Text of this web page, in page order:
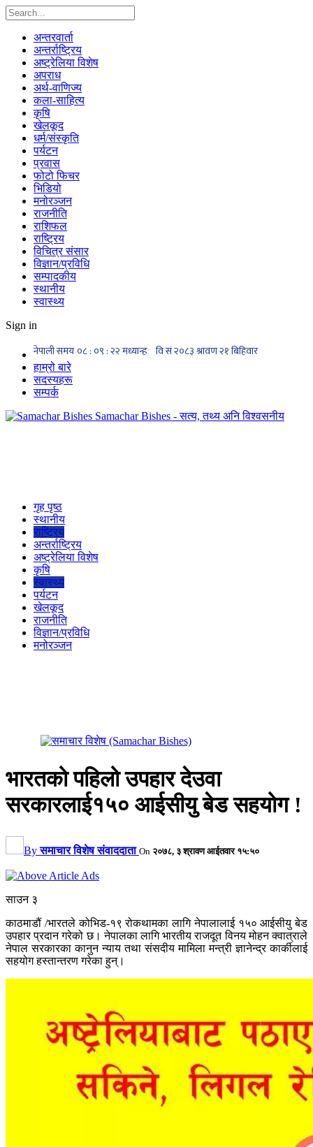
अन्तरवार्ता
अन्तर्राष्ट्रिय
अष्ट्रेलिया विशेष
अपराध
अर्थ-वाणिज्य
कला-साहित्य
कृषि
खेलकूद
धर्म/संस्कृति
पर्यटन
प्रवास
फोटो फिचर
भिडियो
मनोरञ्जन
राजनीति
राशिफल
राष्ट्रिय
विचित्र संसार
विज्ञान/प्रविधि
सम्पादकीय
स्थानीय
स्वास्थ्य
Sign in
हाम्रो बारे
सदस्यहरू
सम्पर्क
Samachar Bishes - सत्य, तथ्य अनि विश्वसनीय
गृह पृष्ठ
स्थानीय
राष्ट्रिय
अन्तर्राष्ट्रिय
अष्ट्रेलिया विशेष
कृषि
स्वास्थ्य
पर्यटन
खेलकूद
राजनीति
विज्ञान/प्रविधि
मनोरञ्जन
भारतको पहिलो उपहार देउवा
सरकारलाई१५० आईसीयु बेड सहयोग !
Byसमाचार विशेष संवाददाता On २०७८, ३ श्रावण आईतवार १५:५०
साउन ३
काठमाडौं /भारतले कोभिड-१९ रोकथामका लागि नेपालालाई १५० आईसीयु बेड
उपहार प्रदान गरेको छ। नेपालका लागि भारतीय राजदूत विनय मोहन क्वात्राले
नेपाल सरकारका कानुन न्याय तथा संसदीय मामिला मन्त्री ज्ञानेन्द्र कार्कीलाई
सहयोग हस्तान्तरण गरेका हुन्।